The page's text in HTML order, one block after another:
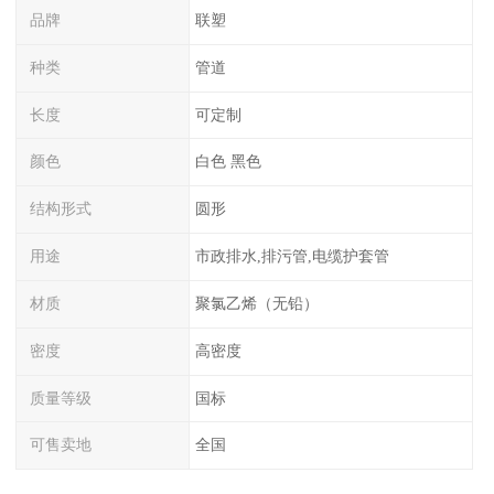
品牌 联塑
种类 管道
长度 可定制
颜色 白色 黑色
结构形式 圆形
用途 市政排水,排污管,电缆护套管
材质 聚氯乙烯（无铅）
密度 高密度
质量等级 国标
可售卖地 全国